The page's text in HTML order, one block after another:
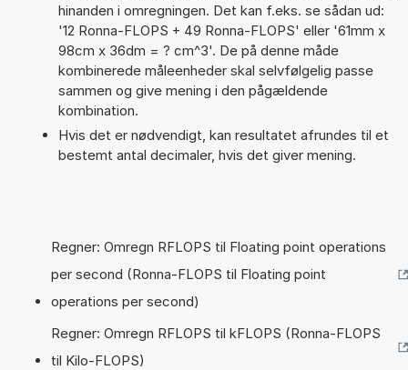
hinanden i omregningen. Det kan f.eks. se sådan ud:
'12 Ronna-FLOPS + 49 Ronna-FLOPS' eller '61mm x
98cm x 36dm = ? cm^3'. De på denne måde
kombinerede måleenheder skal selvfølgelig passe
sammen og give mening i den pågældende
kombination.
Hvis det er nødvendigt, kan resultatet afrundes til et
bestemt antal decimaler, hvis det giver mening.
Regner: Omregn RFLOPS til Floating point operations
per second (Ronna-FLOPS til Floating point
operations per second)
Regner: Omregn RFLOPS til kFLOPS (Ronna-FLOPS
til Kilo-FLOPS)